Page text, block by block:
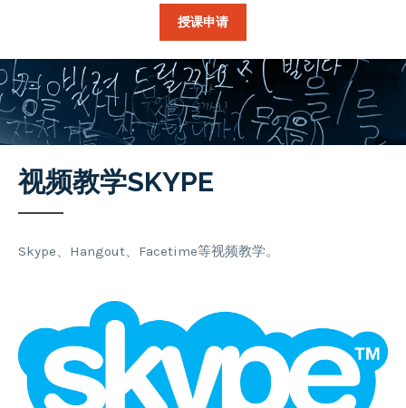
授课申请
视频教学SKYPE
Skype、Hangout、Facetime等视频教学。